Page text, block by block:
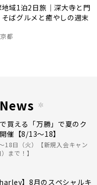
域1泊2日旅｜深大寺と門
ばグルメと癒やしの週末
都
買える「万勝」で夏のク
催【8/13〜18】
18日（火）【新規入会キャン
まで！】
】8月のスペシャルキ